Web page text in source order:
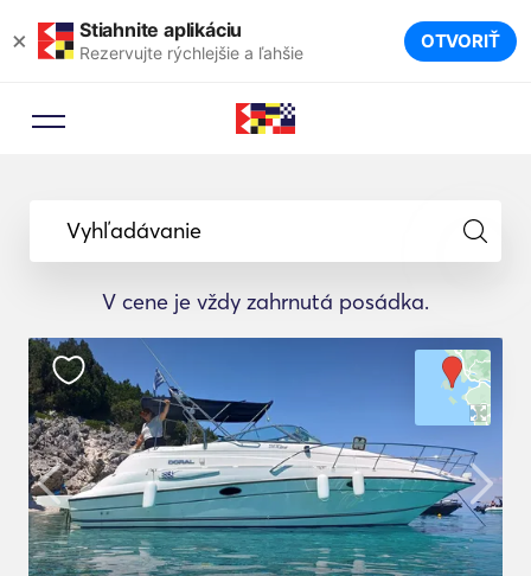
× Stiahnite aplikáciu
Rezervujte rýchlejšie a ľahšie OTVORIŤ
Vyhľadávanie
V cene je vždy zahrnutá posádka.